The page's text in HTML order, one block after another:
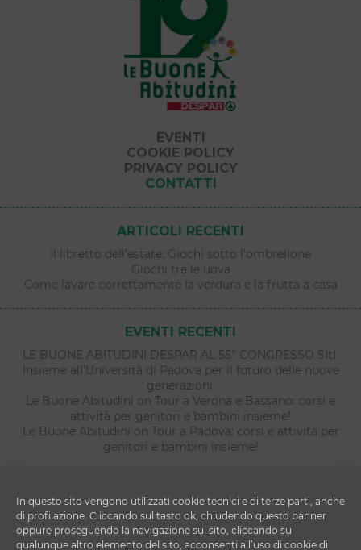
In questo sito vengono utilizzati cookie tecnici e di terze parti, anche
di profilazione. Cliccando sul tasto ok, chiudendo questo banner
oppure proseguendo la navigazione sul sito, cliccando su
qualunque altro elemento del sito, acconsenti all’uso di cookie di
EVENTI
COOKIE POLICY
PRIVACY POLICY
CONTATTI
ARTICOLI RECENTI
Il libretto dell’estate: Giochi sotto l’ombrellone
Giochi tra le uova
Come lavare correttamente la verdura e la frutta a casa
EVENTI RECENTI
LE BUONE ABITUDINI DESPAR AL 55° CONGRESSO SItI:
Insieme all’Università di Padova per il futuro delle nuove
generazioni.
Le Buone Abitudini on Tour a Verona e Bassano: corsi e
attività per genitori e bambini insieme!
Le Buone Abitudini on Tour a Padova: corsi e attività per
genitori e bambini insieme!